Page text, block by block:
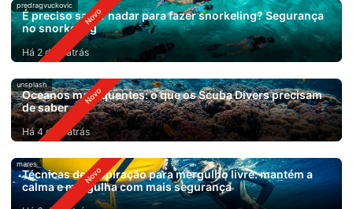
predragvuckovic
É preciso saber nadar para fazer snorkeling? Segurança
no snorkeling
Há 2 dias atrás
unsplash
Oceanos mais quentes: o que os Scuba Divers precisam
de saber
Há 4 dias atrás
mares
Técnicas de respiração para mergulho livre: mantém a
calma e mergulha com mais segurança